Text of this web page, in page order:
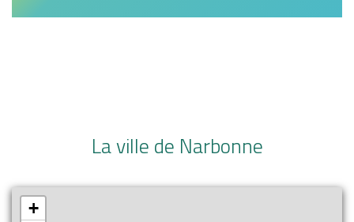
La ville de Narbonne
+